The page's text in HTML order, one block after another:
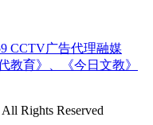
CCTV广告代理融媒
教育》、《今日文教》
All Rights Reserved